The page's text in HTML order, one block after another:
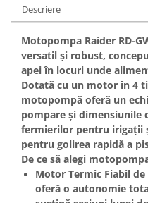
Hote traditionale
Masini de Spalat Rufe &
Accesorii masini de spalat &
uscatoare
Masini automate de spalat
Masini de spalat rufe cu
Masini de spalat rufe
Uscatoare de rufe
Masini de spalat vase
Masini de spalat vase
Masini de spalat vase
Descriere
Motopompa Raider RD-
versatil și robust,
apei în locuri unde
Dotată cu un motor în 4
motopompă oferă un
pompare și dimensiunile
fermierilor pentru irigații
pentru golirea rapidă a
De ce să alegi
Motor Termic Fiabil de
oferă o autonomie